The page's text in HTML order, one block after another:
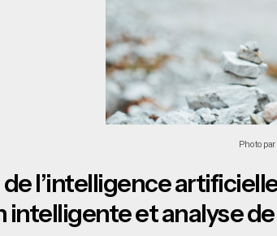
Photo par
de l’intelligence
et analyse